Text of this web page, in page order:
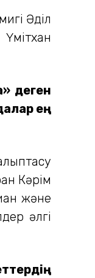
Әділ
деген
ең
Кәрім
және
әлгі